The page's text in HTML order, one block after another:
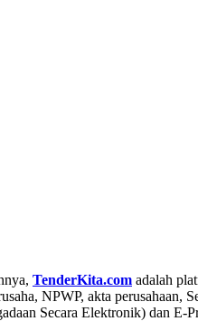
TenderKita.com adalah
NPWP, akta perusahaan,
Secara Elektronik) dan E-